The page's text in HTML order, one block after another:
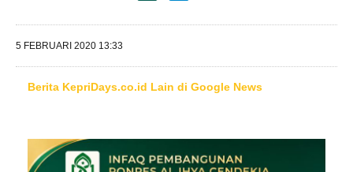
5 FEBRUARI 2020 13:33
Berita KepriDays.co.id Lain di Google News